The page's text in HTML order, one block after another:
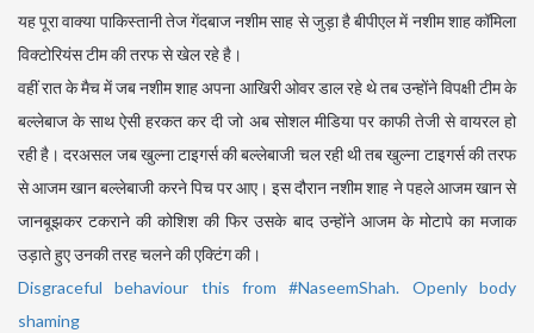
यह पूरा वाक्या पाकिस्तानी तेज गेंदबाज नशीम साह से जुड़ा है बीपीएल में नशीम शाह कॉमिला
विक्टोरियंस टीम की तरफ से खेल रहे है।
वहीं रात के मैच में जब नशीम शाह अपना आखिरी ओवर डाल रहे थे तब उन्होंने विपक्षी टीम के
बल्लेबाज के साथ ऐसी हरकत कर दी जो अब सोशल मीडिया पर काफी तेजी से वायरल हो
रही है। दरअसल जब खुल्ना टाइगर्स की बल्लेबाजी चल रही थी तब खुल्ना टाइगर्स की तरफ
से आजम खान बल्लेबाजी करने पिच पर आए। इस दौरान नशीम शाह ने पहले आजम खान से
जानबूझकर टकराने की कोशिश की फिर उसके बाद उन्होंने आजम के मोटापे का मजाक
उड़ाते हुए उनकी तरह चलने की एक्टिंग की।
Disgraceful behaviour this from #NaseemShah. Openly body
shaming